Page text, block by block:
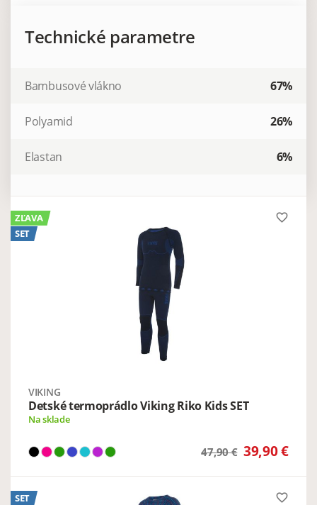
Technické parametre
Bambusové vlákno 67%
Polyamid 26%
Elastan 6%
ZĽAVA
SET
favorite_border
VIKING
Detské termoprádlo Viking Riko Kids SET
Na sklade
47,90 € 39,90 €
SET favorite_border